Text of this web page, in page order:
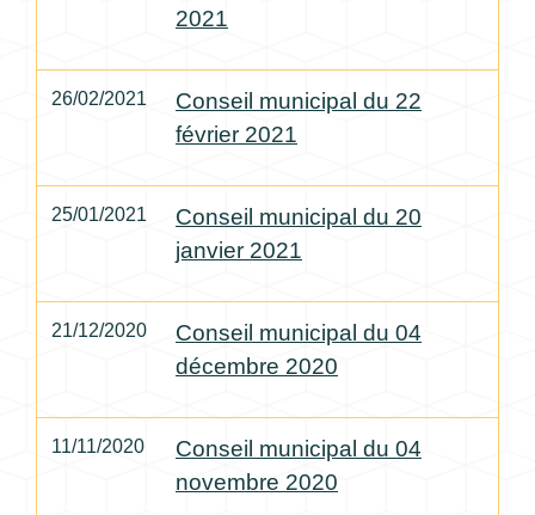
2021
26/02/2021
Conseil municipal du 22
février 2021
25/01/2021
Conseil municipal du 20
janvier 2021
21/12/2020
Conseil municipal du 04
décembre 2020
11/11/2020
Conseil municipal du 04
novembre 2020